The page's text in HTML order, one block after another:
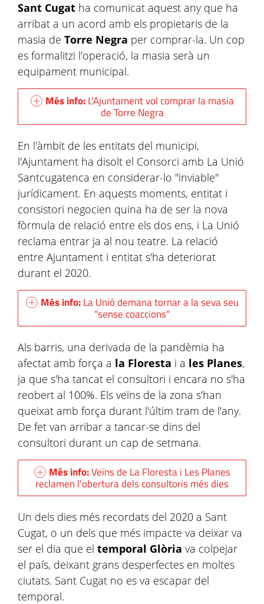
Sant Cugat ha comunicat aquest any que ha
arribat a un acord amb els propietaris de la
masia de Torre Negra per comprar-la. Un cop
es formalitzi l'operació, la masia serà un
equipament municipal.
Més info:L'Ajuntament vol comprar la masia
de Torre Negra
En l'àmbit de les entitats del municipi,
l'Ajuntament ha disolt el Consorci amb La Unió
Santcugatenca en considerar-lo "inviable"
jurídicament. En aquests moments, entitat i
consistori negocien quina ha de ser la nova
fòrmula de relació entre els dos ens, i La Unió
reclama entrar ja al nou teatre. La relació
entre Ajuntament i entitat s'ha deteriorat
durant el 2020.
Més info:La Unió demana tornar a la seva seu
"sense coaccions"
Als barris, una derivada de la pandèmia ha
afectat amb força a la Floresta i a les Planes,
ja que s'ha tancat el consultori i encara no s'ha
reobert al 100%. Els veïns de la zona s'han
queixat amb força durant l'últim tram de l'any.
De fet van arribar a tancar-se dins del
consultori durant un cap de setmana.
Més info:Veïns de La Floresta i Les Planes
reclamen l'obertura dels consultoris més dies
Un dels dies més recordats del 2020 a Sant
Cugat, o un dels que més impacte va deixar va
ser el dia que el temporal Glòria va colpejar
el país, deixant grans desperfectes en moltes
ciutats. Sant Cugat no es va escapar del
temporal.